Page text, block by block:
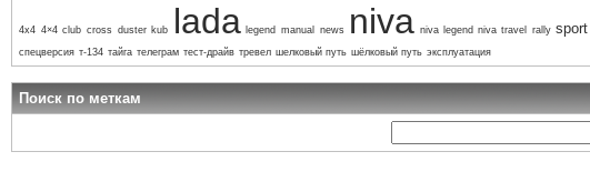
4x4 4×4 club cross duster kub lada legend manual news niva niva legend niva travel rally sport
спецверсия т-134 тайга телеграм тест-драйв тревел шелковый путь шёлковый путь эксплуатация
Поиск по меткам